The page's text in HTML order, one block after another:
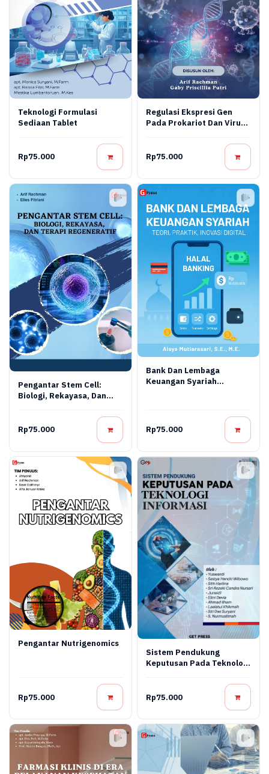
Teknologi Formulasi
Sediaan Tablet
Rp75.000
Regulasi Ekspresi Gen
Pada Prokariot Dan Virus:
Mekanisme Regulasi, Dan
Aplikasi Bioteknologi
Rp75.000
Pengantar Stem Cell:
Biologi, Rekayasa, Dan
Rp75.000
Bank Dan Lembaga
Keuangan Syariah
Rp75.000
Pengantar Nutrigenomics
Rp75.000
Sistem Pendukung
Keputusan Pada Teknologi
Rp75.000